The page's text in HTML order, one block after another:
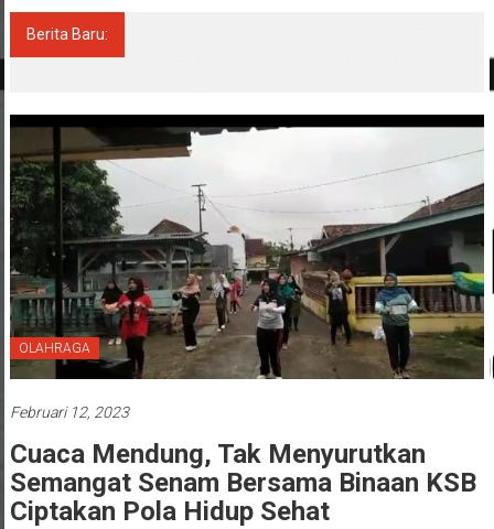
Terpercaya
Berita Baru:
OLAHRAGA
Februari 12, 2023
Cuaca Mendung, Tak Menyurutkan
Semangat Senam Bersama Binaan KSB
Ciptakan Pola Hidup Sehat